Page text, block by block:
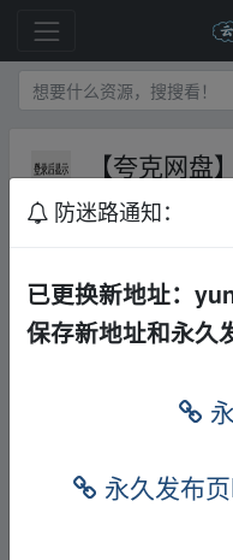
【夸克网
夸克网盘
【夸克网盘】透明
fr om w、
免责声明
防迷路通知：
已更换新地址：
保存新地址和永久
永久发布